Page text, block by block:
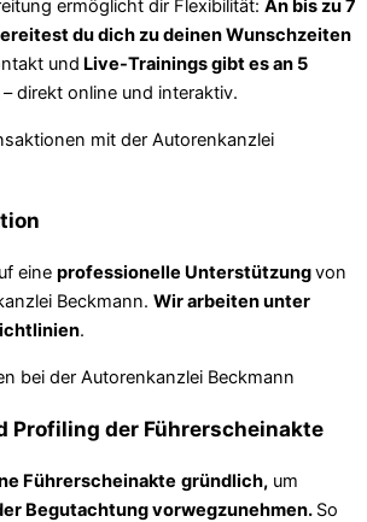
ermöglicht dir Flexibilität: An bis zu 7
du dich zu deinen Wunschzeiten
und Live-Trainings gibt es an 5
– direkt online und interaktiv.
eine professionelle Unterstützungvon
Beckmann. Wir arbeiten unter
.
Profiling der Führerscheinakte
Führerscheinakte gründlich, um
Begutachtung vorwegzunehmen. So